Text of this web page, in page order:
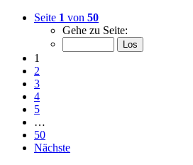
Seite 1 von 50
Gehe zu Seite:
1
2
3
4
5
…
50
Nächste